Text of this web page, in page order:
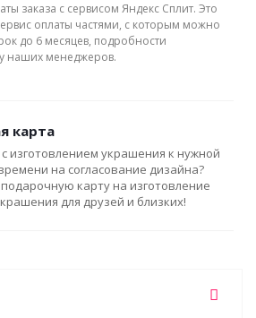
заказа с сервисом Яндекс Сплит. Это
оплаты частями, с которым можно
до 6 месяцев, подробности
наших менеджеров.
карта
изготовлением украшения к нужной
на согласование дизайна?
карту на изготовление
для друзей и близких!